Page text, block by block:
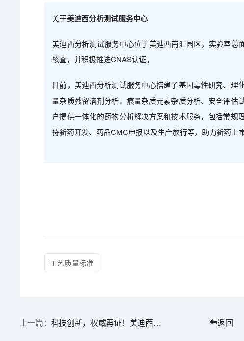
关于美迪西分析测试服务中心
美迪西分析测试服务中心位于美迪西南汇园区，实验室总
核查，并积极推进CNAS认证。
目前，美迪西分析测试服务中心搭建了基因毒性研究、
量杂质残留溶剂分析、痕量杂质元素杂质分析、安全评估
户提供一体化的药物分析解决方案和技术服务，包括常规
持新药开发、药品CMC申报以及生产放行等，助力新药上
工艺质量标准
科技创新，权威再证！美迪西获“2023年上海市科技小巨人企业”授牌 返回